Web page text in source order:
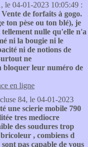
le 04-01-2023 10:05:49 :
de forfaits à gogo.
ton pèse ou ton blé), je
tellement nulle qu'elle n'a
ni la bougie ni le
ni de notions de
ne
bloquer leur numéro de
en ligne
84, le 04-01-2023
une scierie mobile 790
tres mediocre
des soudures trop
, combiens d
pas capable de vous